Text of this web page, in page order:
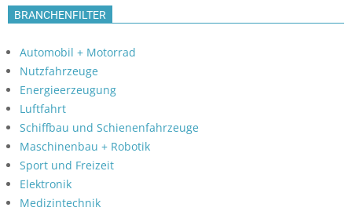
BRANCHENFILTER
Automobil + Motorrad
Nutzfahrzeuge
Energieerzeugung
Luftfahrt
Schiffbau und Schienenfahrzeuge
Maschinenbau + Robotik
Sport und Freizeit
Elektronik
Medizintechnik